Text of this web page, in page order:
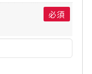
必須